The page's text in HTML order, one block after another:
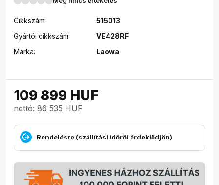
Cikkszám:
515013
Gyártói cikkszám:
VE428RF
Márka:
Laowa
109 899 HUF
nettó: 86 535 HUF
Rendelésre (szállítási időről érdeklődjön)